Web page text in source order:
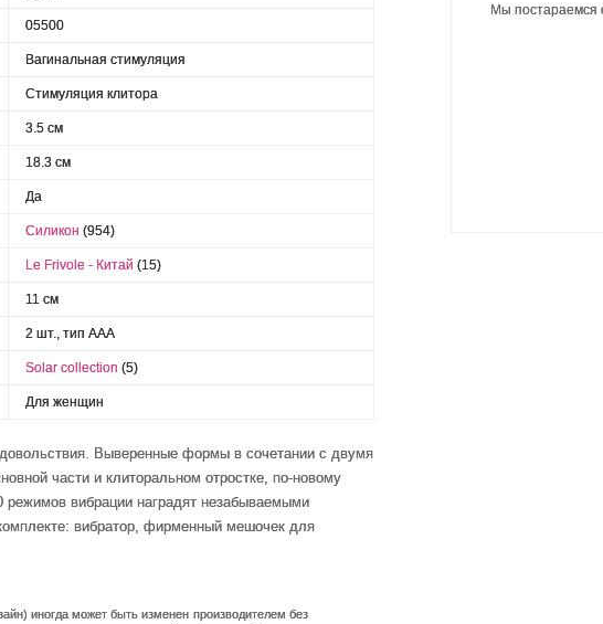
05500
Вагинальная стимуляция
Стимуляция клитора
3.5 см
18.3 см
Да
Силикон (954)
Le Frivole - Китай (15)
11 см
2 шт., тип AAA
Solar collection (5)
Для женщин
Выверенные формы в сочетании с двумя
части и клиторальном отростке, по-новому
вибрации наградят незабываемыми
вибратор, фирменный мешочек для
иногда может быть изменен производителем без
Мы постараемся